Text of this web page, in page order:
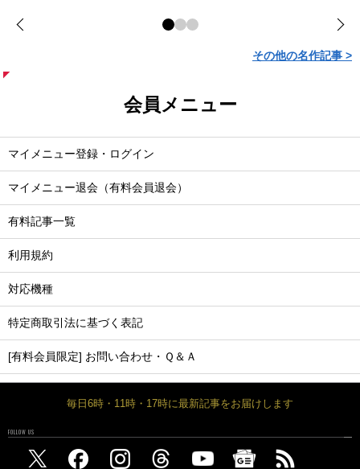
その他の名作記事 >
会員メニュー
マイメニュー登録・ログイン
マイメニュー退会（有料会員退会）
有料記事一覧
利用規約
対応機種
特定商取引法に基づく表記
[有料会員限定] お問い合わせ・Ｑ＆Ａ
毎日6時・11時・17時に最新記事をお届けします
FOLLOW US